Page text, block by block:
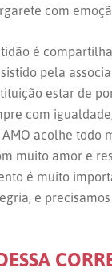
com
é
pela
estar de
com
AMO acolhe todo
muito amor e
é muito
e